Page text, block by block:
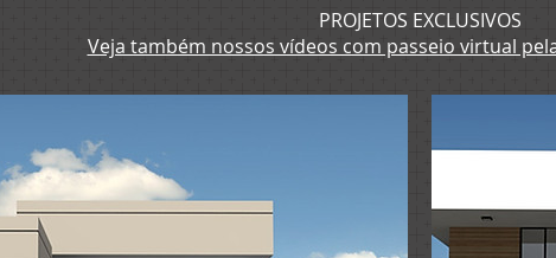
PROJETOS EXCLUSIVOS
Veja também nossos vídeos com passeio virtual